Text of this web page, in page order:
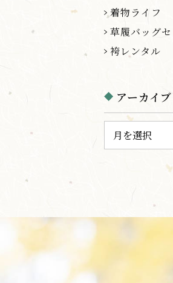
着物ライフ
草履バッグセ
袴レンタル
アーカイブ